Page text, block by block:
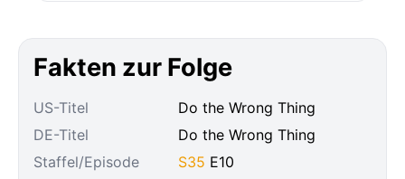
Fakten zur Folge
US-Titel
Do the Wrong Thing
DE-Titel
Do the Wrong Thing
Staffel/Episode
S35 E10